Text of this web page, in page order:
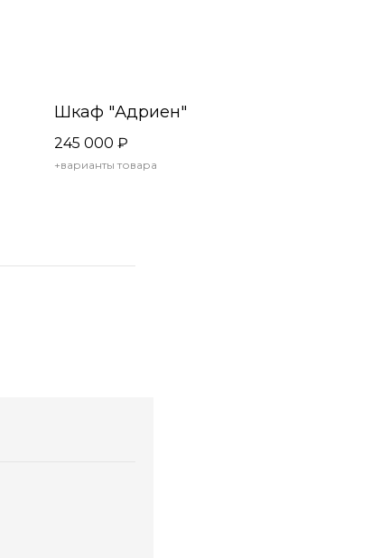
Шкаф "Адриен"
245 000 ₽
+варианты товара